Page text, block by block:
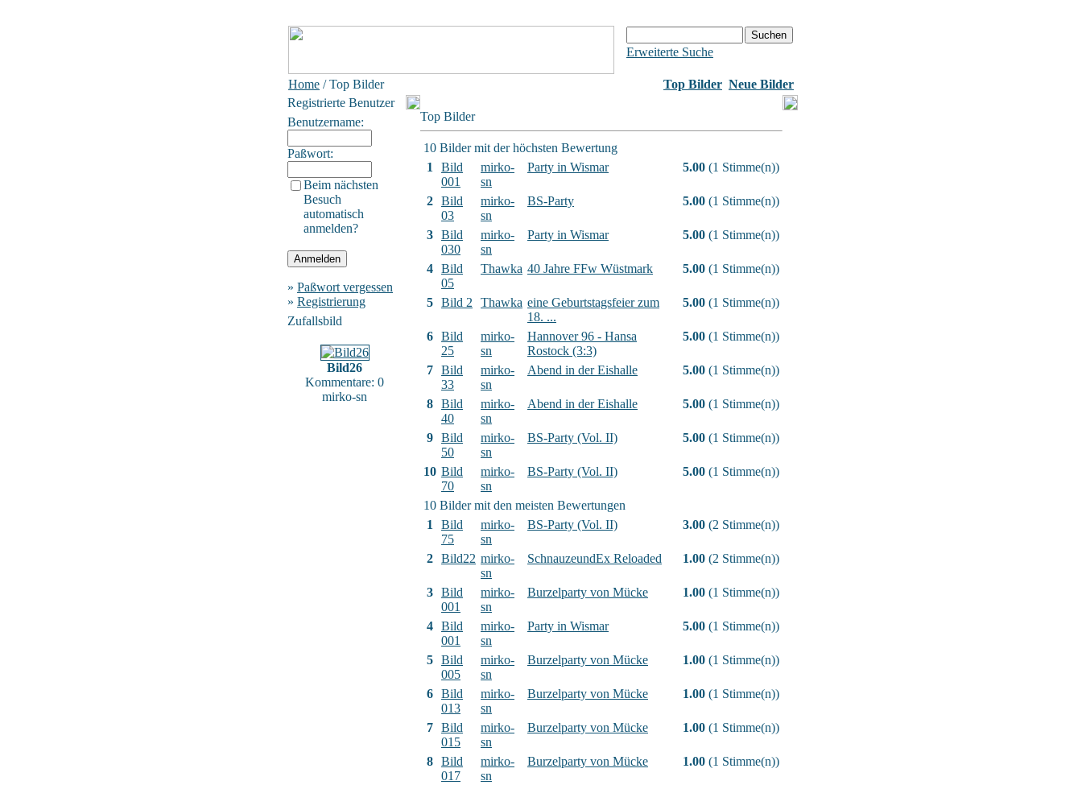
Erweiterte Suche
Home / Top Bilder Top Bilder Neue Bilder
Registrierte Benutzer
Benutzername:
Paßwort:
Beim nächsten
Besuch
automatisch
anmelden?
» Paßwort vergessen
» Registrierung
Zufallsbild
Bild26
Kommentare: 0
mirko-sn
Top Bilder
10 Bilder mit der höchsten Bewertung
1
Bild
001
mirko-
sn
Party in Wismar 5.00 (1 Stimme(n))
2 Bild
03
mirko-
sn
BS-Party 5.00 (1 Stimme(n))
3 Bild
030
mirko-
sn
Party in Wismar 5.00 (1 Stimme(n))
4 Bild
05
Thawka 40 Jahre FFw Wüstmark 5.00 (1 Stimme(n))
5 Bild 2 Thawka eine Geburtstagsfeier zum
18. ...
5.00 (1 Stimme(n))
6 Bild
25
mirko-
sn
Hannover 96 - Hansa
Rostock (3:3)
5.00 (1 Stimme(n))
7 Bild
33
mirko-
sn
Abend in der Eishalle 5.00 (1 Stimme(n))
8 Bild
40
mirko-
sn
Abend in der Eishalle 5.00 (1 Stimme(n))
9 Bild
50
mirko-
sn
BS-Party (Vol. II) 5.00 (1 Stimme(n))
10 Bild
70
mirko-
sn
BS-Party (Vol. II) 5.00 (1 Stimme(n))
10 Bilder mit den meisten Bewertungen
1
Bild
75
mirko-
sn
BS-Party (Vol. II) 3.00 (2 Stimme(n))
2 Bild22 mirko-
sn
SchnauzeundEx Reloaded 1.00 (2 Stimme(n))
3 Bild
001
mirko-
sn
Burzelparty von Mücke 1.00 (1 Stimme(n))
4 Bild
001
mirko-
sn
Party in Wismar 5.00 (1 Stimme(n))
5 Bild
005
mirko-
sn
Burzelparty von Mücke 1.00 (1 Stimme(n))
6 Bild
013
mirko-
sn
Burzelparty von Mücke 1.00 (1 Stimme(n))
7 Bild
015
mirko-
sn
Burzelparty von Mücke 1.00 (1 Stimme(n))
8 Bild
017
mirko-
sn
Burzelparty von Mücke 1.00 (1 Stimme(n))